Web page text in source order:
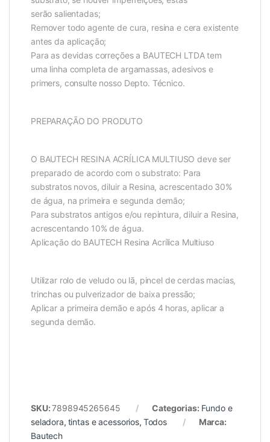
serão salientadas;
Remover todo agente de cura, resina e cera existente
antes da aplicação;
Para as devidas correções a BAUTECH LTDA tem
uma linha completa de argamassas, adesivos e
primers, consulte nosso Depto. Técnico.
PREPARAÇÃO DO PRODUTO
O BAUTECH RESINA ACRÍLICA MULTIUSO deve ser
preparado de acordo com o substrato: Para
substratos novos, diluir a Resina, acrescentado 30%
de água, na primeira e segunda demão;
Para substratos antigos e/ou repintura, diluir a Resina,
acrescentando 10% de água.
Aplicação do BAUTECH Resina Acrílica Multiuso
Utilizar rolo de veludo ou lã, pincel de cerdas macias,
trinchas ou pulverizador de baixa pressão;
Aplicar a primeira demão e após 4 horas, aplicar a
segunda demão.
SKU:7898945265645 Categorias: Fundo e
seladora, tintas e acessorios, Todos
Marca:
Bautech